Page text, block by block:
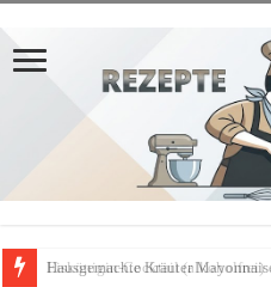
Hausgemachte Kräuter